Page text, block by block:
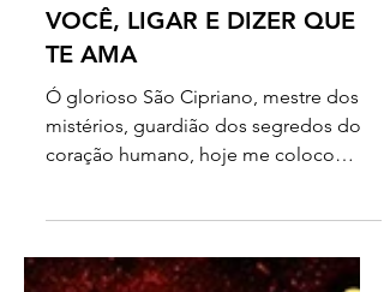
CIPRIANO PARA ELE NÃO
PARAR DE PENSAR EM
VOCÊ, LIGAR E DIZER QUE
TE AMA
Ó glorioso São Cipriano, mestre dos
coração humano, hoje me coloco
a alma aberta, o coração aflito e cheio